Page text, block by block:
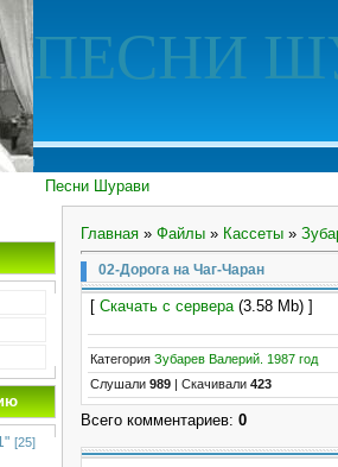
ПЕСНИ
Песни Шурави
[25]
Главная » Файлы » Кассеты »
02-Дорога на Чаг-Чаран
[ Скачать с сервера(3.58 Mb) ]
Категория Зубарев Валерий. 1987 год
Слушали 989 Скачивали 423
Всего комментариев: 0